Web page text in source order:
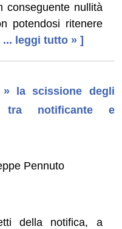
conseguente nullità
potendosi ritenere
... leggi tutto » ]
» la scissione degli
tra notificante e
Pennuto
della notifica, a